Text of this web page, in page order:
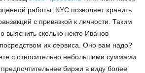
работы. KYC позволяет хранить
с привязкой к личности. Таким
выяснить сколько некто Иванов
посредством их сервиса. Оно вам надо?
с относительно небольшими суммами
биржи в виду более